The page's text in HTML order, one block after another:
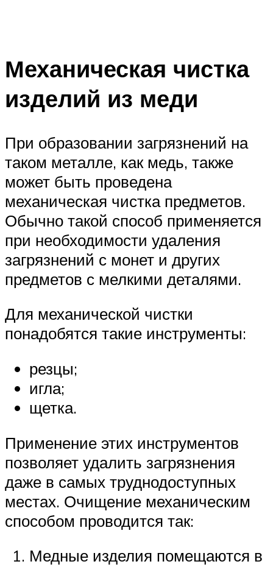
Механическая чистка
изделий из меди
При образовании загрязнений на
таком металле, как медь, также
может быть проведена
механическая чистка предметов.
Обычно такой способ применяется
при необходимости удаления
загрязнений с монет и других
предметов с мелкими деталями.
Для механической чистки
понадобятся такие инструменты:
резцы;
игла;
щетка.
Применение этих инструментов
позволяет удалить загрязнения
даже в самых труднодоступных
местах. Очищение механическим
способом проводится так:
Медные изделия помещаются в